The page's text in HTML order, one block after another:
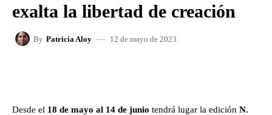
exalta la libertad de creación
By Patricia Aloy 12 de mayo de 2023
Desde el 18 de mayo al 14 de junio tendrá lugar la edición N.